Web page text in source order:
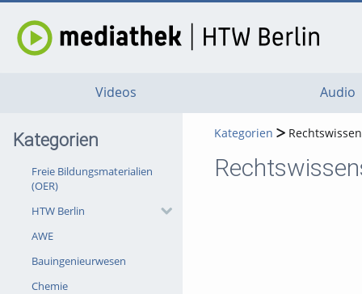
Videos Audio
Kategorien
Freie Bildungsmaterialien
(OER)
HTW Berlin
AWE
Bauingenieurwesen
Chemie
Kategorien